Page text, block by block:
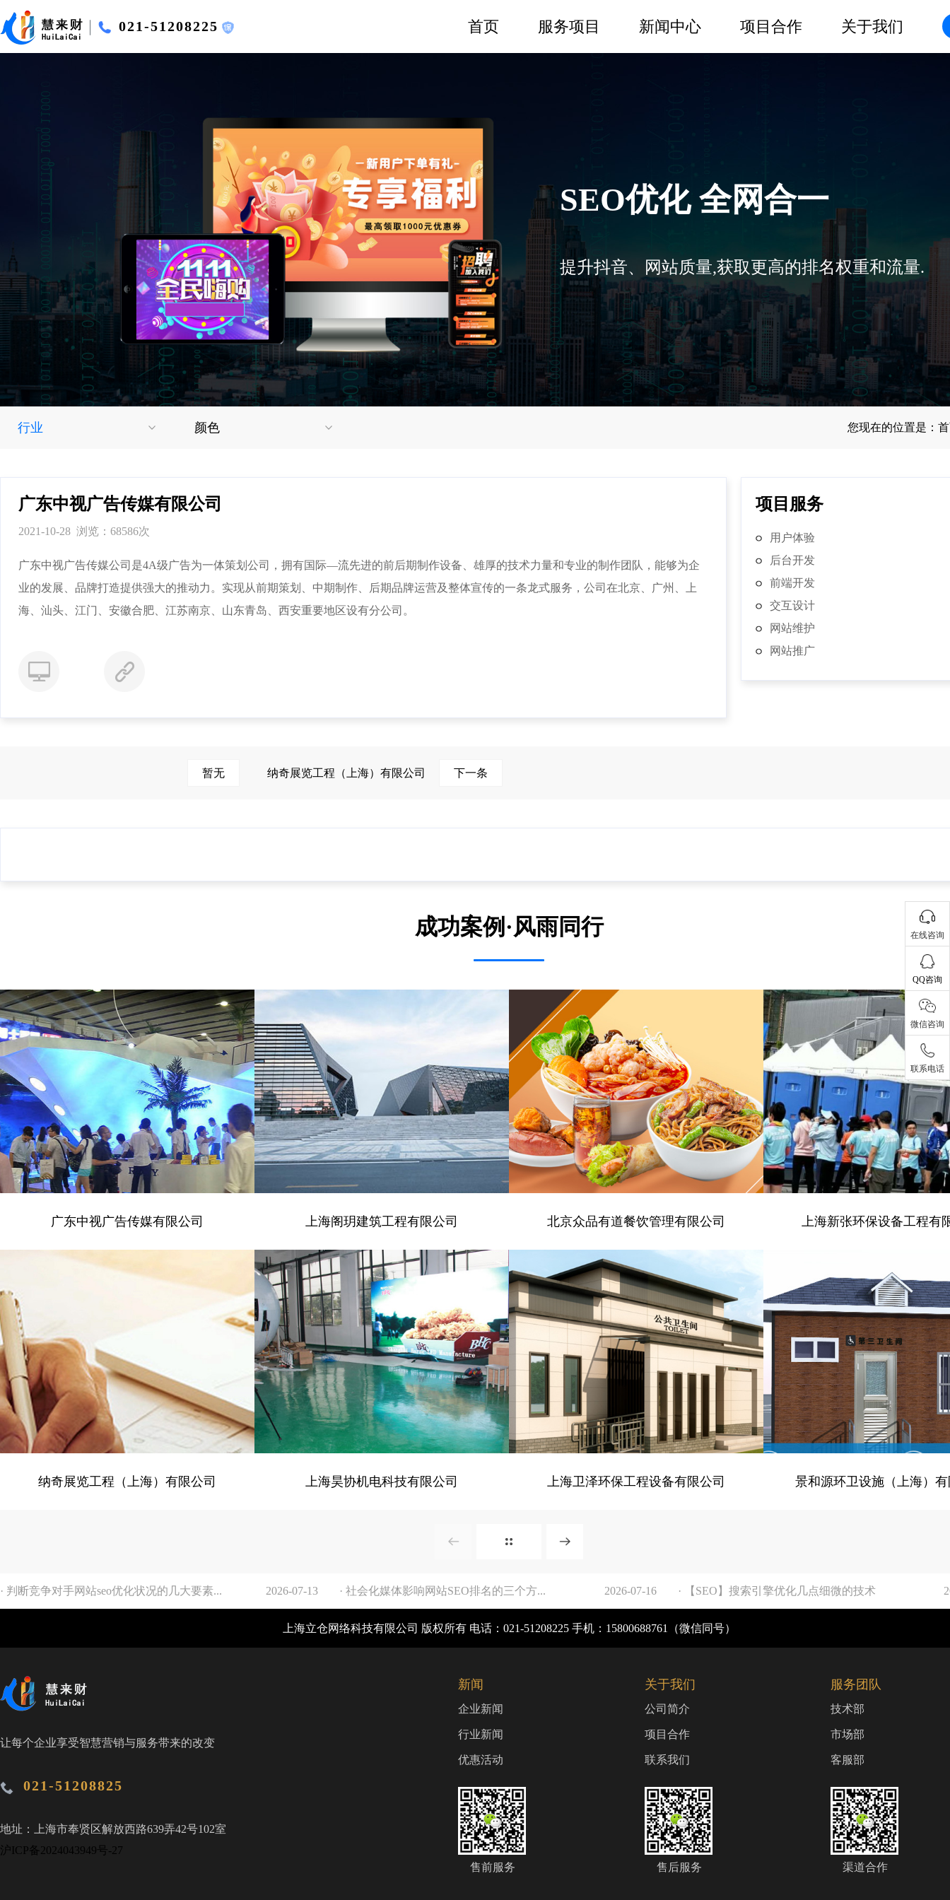
021-51208225 首页 服务项目 新闻中心 项目合作 关于我们
SEO优化 全网合一
提升抖音、网站质量,获取更高的排名权重和流量.
行业 颜色 您现在的位置是：
广东中视广告传媒有限公司
2021-10-28 浏览：68586次
广东中视广告传媒公司是4A级广告为一体策划公司，拥有国际—流先进的前后期制作设备、雄厚的技术力量和专业的制作团队，能够为企
业的发展、品牌打造提供强大的推动力。实现从前期策划、中期制作、后期品牌运营及整体宣传的一条龙式服务，公司在北京、广州、上
海、汕头、江门、安徽合肥、江苏南京、山东青岛、西安重要地区设有分公司。
项目服务
用户体验
后台开发
前端开发
交互设计
网站维护
网站推广
暂无 纳奇展览工程（上海）有限公司 下一条
成功案例·风雨同行
- 展览、装饰 -
广东中视广告传媒有限公司
电脑版
纳奇展览工程（上海）有限公司
- 建筑、建材 -
电脑版
上海阁玥建筑工程有限公司
电脑版
上海昊协机电科技有限公司
- 招商、加盟 -
电脑版
北京众品有道餐饮管理有限公司
电脑版
上海卫泽环保工程设备有限公司
- 绿化、环保 -
电脑版
上海新张环保设备工程有
电脑版
景和源环卫设施（上海）
2026-07-13
· 判断竞争对手网站seo优化状况的几大要素... 2026-07-16
· 社会化媒体影响网站SEO排名的三个方... · 【SEO】搜索引擎优化几点细微的技术
上海立仓网络科技有限公司 版权所有 电话：021-51208225 手机：15800688761（微信同号）
让每个企业享受智慧营销与服务带来的改变
021-51208825
地址：上海市奉贤区解放西路639弄42号102室
沪ICP备2024043949号-27
新闻
企业新闻
行业新闻
优惠活动
售前服务
关于我们
公司简介
项目合作
联系我们
售后服务
服务团队
技术部
市场部
客服部
渠道合作
在线咨询
QQ咨询
微信咨询
联系电话